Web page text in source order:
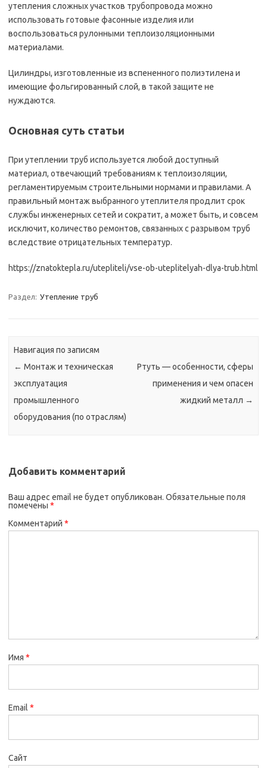
утепления сложных участков трубопровода можно
использовать готовые фасонные изделия или
воспользоваться рулонными теплоизоляционными
материалами.
Цилиндры, изготовленные из вспененного полиэтилена и
имеющие фольгированный слой, в такой защите не
нуждаются.
Основная суть статьи
При утеплении труб используется любой доступный
материал, отвечающий требованиям к теплоизоляции,
регламентируемым строительными нормами и правилами. А
правильный монтаж выбранного утеплителя продлит срок
службы инженерных сетей и сократит, а может быть, и совсем
исключит, количество ремонтов, связанных с разрывом труб
вследствие отрицательных температур.
https://znatoktepla.ru/utepliteli/vse-ob-uteplitelyah-dlya-trub.html
Раздел: Утепление труб
Навигация по записям
← Монтаж и техническая
эксплуатация
промышленного
оборудования (по отраслям)
Ртуть — особенности, сферы
применения и чем опасен
жидкий металл →
Добавить комментарий
Ваш адрес email не будет опубликован. Обязательные поля
помечены *
Комментарий *
Имя *
Email *
Сайт